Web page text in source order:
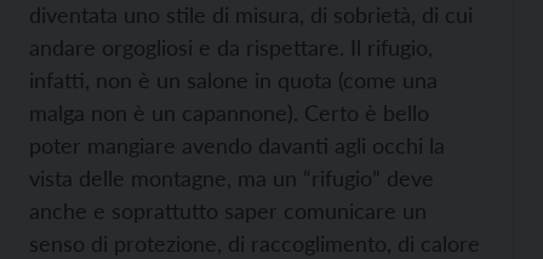
diventata uno stile di misura, di sobrietà, di cui
andare orgogliosi e da rispettare. Il rifugio,
infatti, non è un salone in quota (come una
malga non è un capannone). Certo è bello
poter mangiare avendo davanti agli occhi la
vista delle montagne, ma un “rifugio” deve
anche e soprattutto saper comunicare un
senso di protezione, di raccoglimento, di calore